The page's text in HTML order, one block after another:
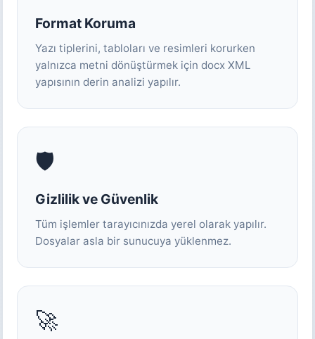
Format Koruma
Yazı tiplerini, tabloları ve resimleri korurken
yalnızca metni dönüştürmek için docx XML
yapısının derin analizi yapılır.
🛡️
Gizlilik ve Güvenlik
Tüm işlemler tarayıcınızda yerel olarak yapılır.
Dosyalar asla bir sunucuya yüklenmez.
🚀